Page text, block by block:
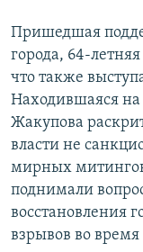
Пришедшая
города, 64-
что также
Находившаяся на
Жакупова
власти не
мирных
поднимали
восстановления
взрывов во